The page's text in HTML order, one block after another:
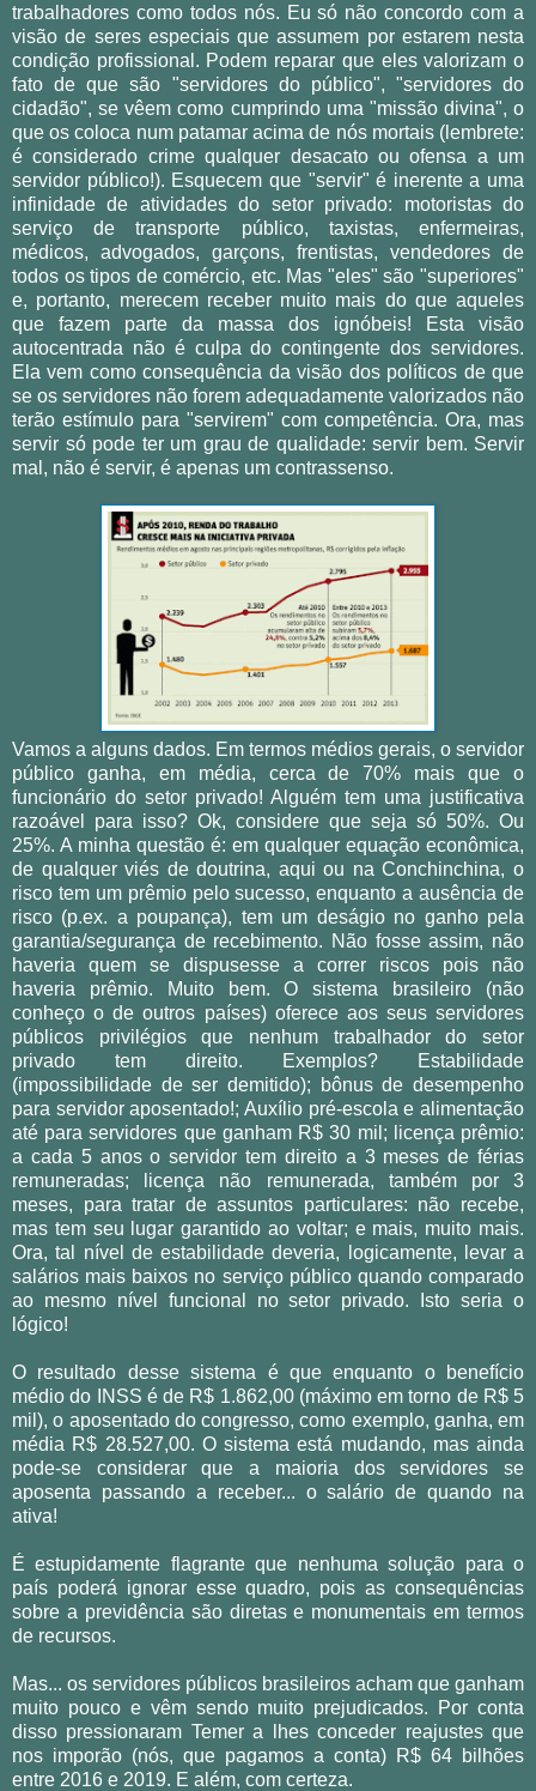
trabalhadores como todos nós. Eu só não concordo com a
visão de seres especiais que assumem por estarem nesta
condição profissional. Podem reparar que eles valorizam o
fato de que são "servidores do público", "servidores do
cidadão", se vêem como cumprindo uma "missão divina", o
que os coloca num patamar acima de nós mortais (lembrete:
é considerado crime qualquer desacato ou ofensa a um
servidor público!). Esquecem que "servir" é inerente a uma
infinidade de atividades do setor privado: motoristas do
serviço de transporte público, taxistas, enfermeiras,
médicos, advogados, garçons, frentistas, vendedores de
todos os tipos de comércio, etc. Mas "eles" são "superiores"
e, portanto, merecem receber muito mais do que aqueles
que fazem parte da massa dos ignóbeis! Esta visão
autocentrada não é culpa do contingente dos servidores.
Ela vem como consequência da visão dos políticos de que
se os servidores não forem adequadamente valorizados não
terão estímulo para "servirem" com competência. Ora, mas
servir só pode ter um grau de qualidade: servir bem. Servir
mal, não é servir, é apenas um contrassenso.
Vamos a alguns dados. Em termos médios gerais, o servidor
público ganha, em média, cerca de 70% mais que o
funcionário do setor privado! Alguém tem uma justificativa
razoável para isso? Ok, considere que seja só 50%. Ou
25%. A minha questão é: em qualquer equação econômica,
de qualquer viés de doutrina, aqui ou na Conchinchina, o
risco tem um prêmio pelo sucesso, enquanto a ausência de
risco (p.ex. a poupança), tem um deságio no ganho pela
garantia/segurança de recebimento. Não fosse assim, não
haveria quem se dispusesse a correr riscos pois não
haveria prêmio. Muito bem. O sistema brasileiro (não
conheço o de outros países) oferece aos seus servidores
públicos privilégios que nenhum trabalhador do setor
privado tem direito. Exemplos? Estabilidade
(impossibilidade de ser demitido); bônus de desempenho
para servidor aposentado!; Auxílio pré-escola e alimentação
até para servidores que ganham R$ 30 mil; licença prêmio:
a cada 5 anos o servidor tem direito a 3 meses de férias
remuneradas; licença não remunerada, também por 3
meses, para tratar de assuntos particulares: não recebe,
mas tem seu lugar garantido ao voltar; e mais, muito mais.
Ora, tal nível de estabilidade deveria, logicamente, levar a
salários mais baixos no serviço público quando comparado
ao mesmo nível funcional no setor privado. Isto seria o
lógico!
O resultado desse sistema é que enquanto o benefício
médio do INSS é de R$ 1.862,00 (máximo em torno de R$ 5
mil), o aposentado do congresso, como exemplo, ganha, em
média R$ 28.527,00. O sistema está mudando, mas ainda
pode-se considerar que a maioria dos servidores se
aposenta passando a receber... o salário de quando na
ativa!
É estupidamente flagrante que nenhuma solução para o
país poderá ignorar esse quadro, pois as consequências
sobre a previdência são diretas e monumentais em termos
de recursos.
Mas... os servidores públicos brasileiros acham que ganham
muito pouco e vêm sendo muito prejudicados. Por conta
disso pressionaram Temer a lhes conceder reajustes que
nos imporão (nós, que pagamos a conta) R$ 64 bilhões
entre 2016 e 2019. E além, com certeza.